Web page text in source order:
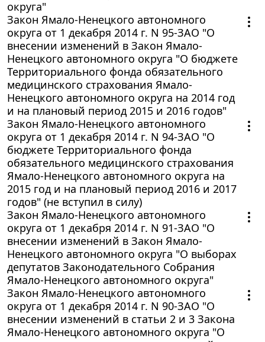
округа"
Закон Ямало-Ненецкого автономного
округа от 1 декабря 2014 г. N 95-ЗАО "О
внесении изменений в Закон Ямало-
Ненецкого автономного округа "О бюджете
Территориального фонда обязательного
медицинского страхования Ямало-
Ненецкого автономного округа на 2014 год
и на плановый период 2015 и 2016 годов"
Закон Ямало-Ненецкого автономного
округа от 1 декабря 2014 г. N 94-ЗАО "О
бюджете Территориального фонда
обязательного медицинского страхования
Ямало-Ненецкого автономного округа на
2015 год и на плановый период 2016 и 2017
годов" (не вступил в силу)
Закон Ямало-Ненецкого автономного
округа от 1 декабря 2014 г. N 91-ЗАО "О
внесении изменений в Закон Ямало-
Ненецкого автономного округа "О выборах
депутатов Законодательного Собрания
Ямало-Ненецкого автономного округа"
Закон Ямало-Ненецкого автономного
округа от 1 декабря 2014 г. N 90-ЗАО "О
внесении изменений в статьи 2 и 3 Закона
Ямало-Ненецкого автономного округа "О